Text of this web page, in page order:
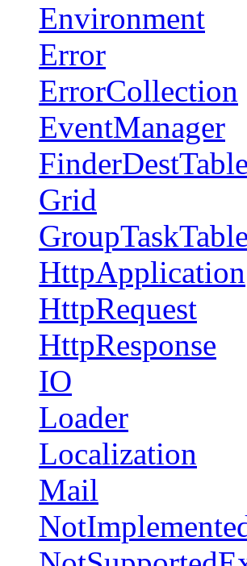
Environment
Error
ErrorCollection
EventManager
FinderDestTable
Grid
GroupTaskTable
HttpApplication
HttpRequest
HttpResponse
IO
Loader
Localization
Mail